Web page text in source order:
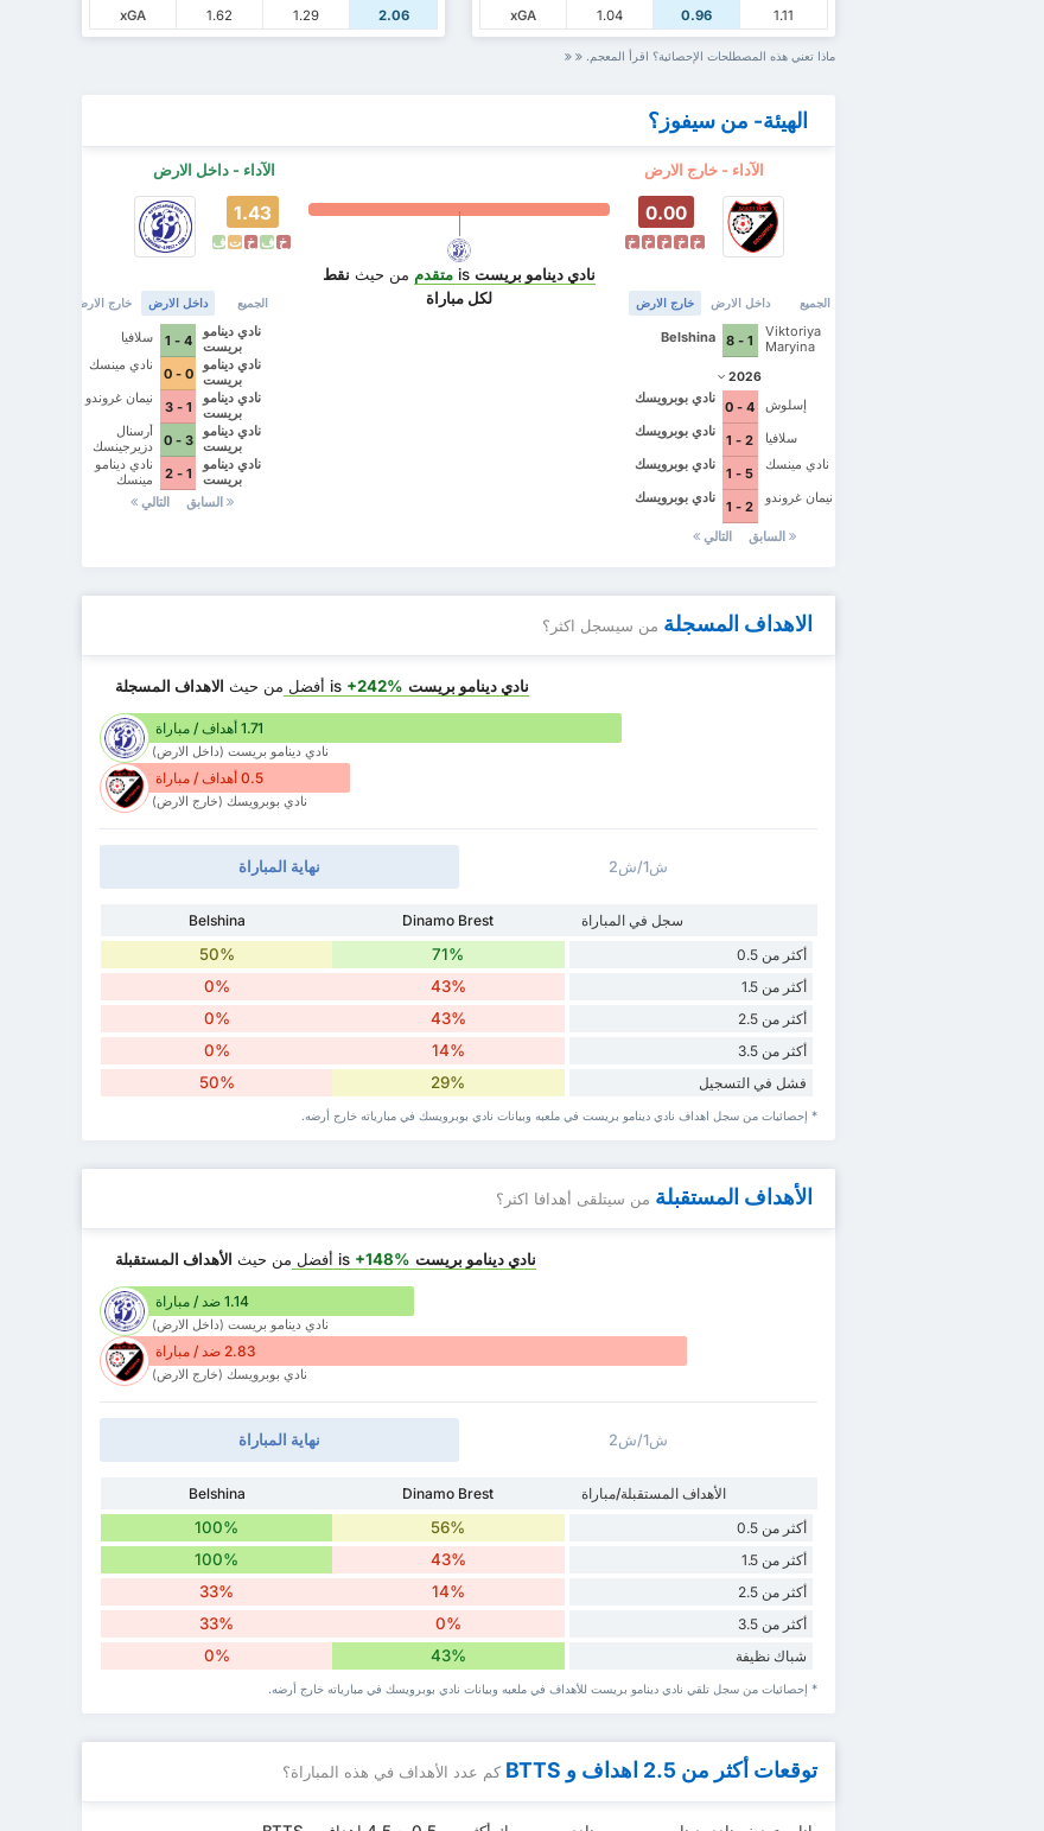
xGA
1.04 0.96 1.11
xGA
1.62 1.29 2.06
ماذا تعني هذه المصطلحات الإحصائية؟ اقرأ المعجم.
الهيئة- من سيفوز؟
الآداء - داخل الارض الآداء - خارج الارض
1.43
خ ف خ ت ف
الجميع داخل الارض خارج الارض
سلافيا 4 - 1
نادي دينامو
بريست
نادي مينسك
0 - 0
نادي دينامو
بريست
نيمان غروندو
1 - 3
نادي دينامو
بريست
أرسنال
دزيرجينسك
3 - 0
نادي دينامو
بريست
نادي دينامو
مينسك
1 - 2
نادي دينامو
بريست
السابق
التالي
نادي دينامو بريست is متقدم من حيث نقط
لكل مباراة
0.00
خ خ خ خ خ
الجميع داخل الارض خارج الارض
Belshina 1 - 8
Viktoriya
Maryina
2026
نادي بوبرويسك
4 - 0
إسلوش
نادي بوبرويسك
2 - 1
سلافيا
نادي بوبرويسك
5 - 1
نادي مينسك
نادي بوبرويسك
2 - 1
نيمان غروندو
السابق التالي
الاهداف المسجلة من سيسجل اكثر؟
نادي دينامو بريستis
+242% أفضل من حيث الاهداف المسجلة
1.71 أهداف / مباراة
نادي دينامو بريست (داخل الارض)
0.5 أهداف / مباراة
نادي بوبرويسك (خارج الارض)
نهاية المباراة ش1/ش2
سجل في المباراة Dinamo Brest
Belshina
أكثر من 0.5
71%
50%
أكثر من 1.5 43%
0%
أكثر من 2.5 43%
0%
أكثر من 3.5 14%
0%
فشل في التسجيل 29%
50%
* إحصائيات من سجل اهداف نادي دينامو بريست في ملعبه وبيانات نادي بوبرويسك في مبارياته خارج أرضه.
الأهداف المستقبلة من سيتلقى أهدافا اكثر؟
نادي دينامو بريستis
+148% أفضل من حيث الأهداف المستقبلة
1.14 ضد / مباراة
نادي دينامو بريست (داخل الارض)
2.83 ضد / مباراة
نادي بوبرويسك (خارج الارض)
نهاية المباراة ش1/ش2
الأهداف المستقبلة/مباراة Dinamo Brest
Belshina
أكثر من 0.5
56%
100%
أكثر من 1.5 43%
100%
أكثر من 2.5 14%
33%
أكثر من 3.5 0%
33%
شباك نظيفة 43%
0%
* إحصائيات من سجل تلقي نادي دينامو بريست للأهداف في ملعبه وبيانات نادي بوبرويسك في مبارياته خارج أرضه.
توقعات أكثر من 2.5 اهداف و BTTS كم عدد الأهداف في هذه المباراة؟